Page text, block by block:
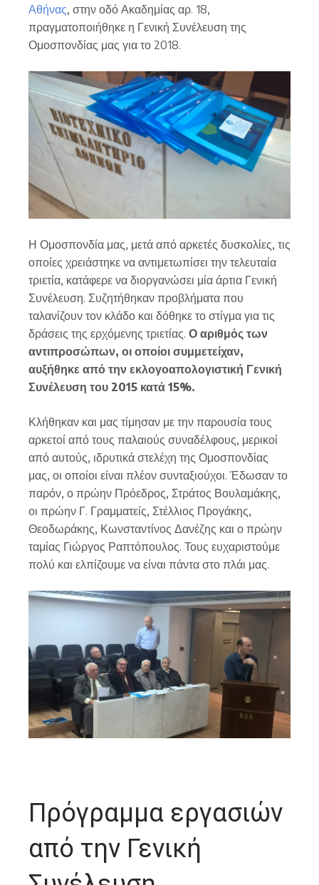
Αθήνας, στην οδό Ακαδημίας αρ. 18,
πραγματοποιήθηκε η Γενική Συνέλευση της
Ομοσπονδίας μας για το 2018.
Η Ομοσπονδία μας, μετά από αρκετές δυσκολίες, τις
οποίες χρειάστηκε να αντιμετωπίσει την τελευταία
τριετία, κατάφερε να διοργανώσει μία άρτια Γενική
Συνέλευση. Συζητήθηκαν προβλήματα που
ταλανίζουν τον κλάδο και δόθηκε το στίγμα για τις
δράσεις της ερχόμενης τριετίας. Ο αριθμός των
αντιπροσώπων, οι οποίοι συμμετείχαν,
αυξήθηκε από την εκλογοαπολογιστική Γενική
Συνέλευση του 2015 κατά 15%.
Κλήθηκαν και μας τίμησαν με την παρουσία τους
αρκετοί από τους παλαιούς συναδέλφους, μερικοί
από αυτούς, ιδρυτικά στελέχη της Ομοσπονδίας
μας, οι οποίοι είναι πλέον συνταξιούχοι. Έδωσαν το
παρόν, ο πρώην Πρόεδρος, Στράτος Βουλαμάκης,
οι πρώην Γ. Γραμματείς, Στέλλιος Προγάκης,
Θεοδωράκης, Κωνσταντίνος Δανέζης και ο πρώην
ταμίας Γιώργος Ραπτόπουλος. Τους ευχαριστούμε
πολύ και ελπίζουμε να είναι πάντα στο πλάι μας.
Πρόγραμμα εργασιών
από την Γενική